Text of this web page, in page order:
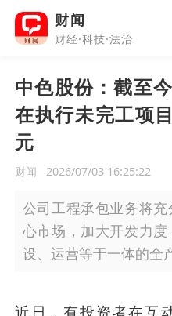
财闻
财经·科技·法治
中色股份：截至
在执行未完工项
元
财闻 2026/07/03 16:25:22
公司工程承包业务将
心市场，加大开发力
设、运营等于一体的全